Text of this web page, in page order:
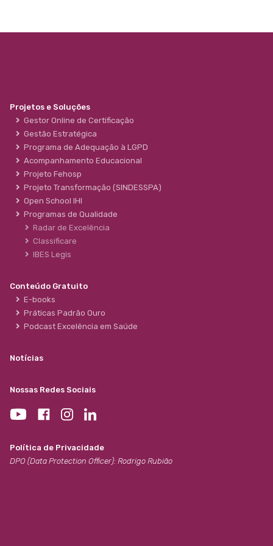
Projetos e Soluções
Gestor Online de Certificação
Gestão Estratégica
Programa de Adequação à LGPD
Acompanhamento Educacional
Projeto Fehosp
Projeto Transformação (SINDESSPA)
Open School IHI
Programas de Qualidade
Radar de Excelência
Classificare
IBES Legis
Conteúdo Gratuito
E-books
Práticas Padrão Ouro
Podcast Excelência em Saúde
Notícias
Nossas Redes Sociais
Política de Privacidade
DPO (Data Protection Officer): Rodrigo Rubião